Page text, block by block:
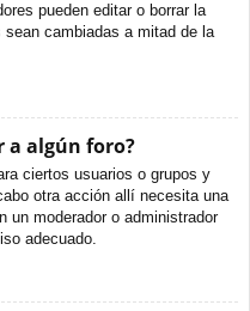
pueden editar o borrar la
cambiadas a mitad de la
a algún foro?
ciertos usuarios o grupos y
otra acción allí necesita una
un moderador o administrador
adecuado.